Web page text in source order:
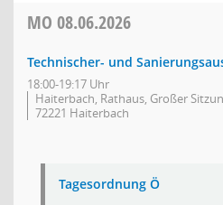
MO 08.06.2026
Technischer- und
18:00-19:17 Uhr
Haiterbach, Rathaus, Großer
72221 Haiterbach
Tagesordnung Ö